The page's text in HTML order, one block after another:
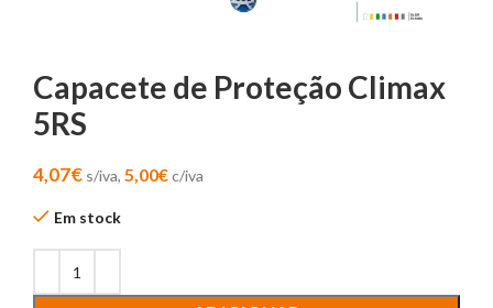
Capacete de Proteção Climax
5RS
4,07€ s/iva, 5,00€c/iva
Em stock